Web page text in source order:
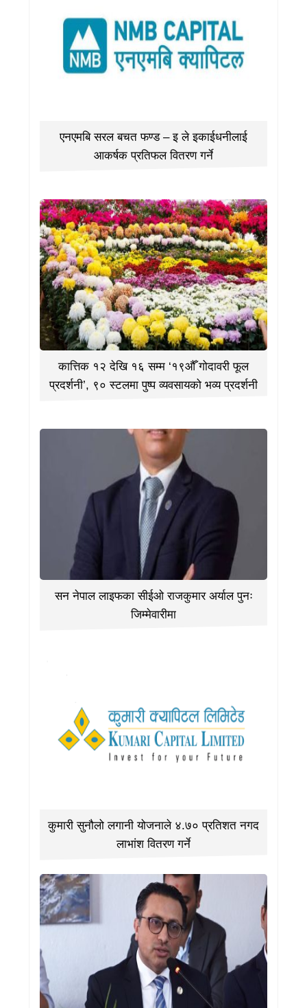
एनएमबि सरल बचत फण्ड – इ ले इकाईधनीलाई
आकर्षक प्रतिफल वितरण गर्ने
कात्तिक १२ देखि १६ सम्म ‘१९औँ गोदावरी फूल
प्रदर्शनी’, ९० स्टलमा पुष्प व्यवसायको भव्य प्रदर्शनी
सन नेपाल लाइफका सीईओ राजकुमार अर्याल पुनः
जिम्मेवारीमा
कुमारी सुनौलो लगानी योजनाले ४.७० प्रतिशत नगद
लाभांश वितरण गर्ने